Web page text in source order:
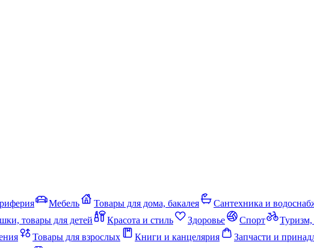
Мебель Товары для дома, бакалея Сантехника и
товары для детей Красота и стиль Здоровье Спорт
Товары для взрослых Книги и канцелярия Запчасти и